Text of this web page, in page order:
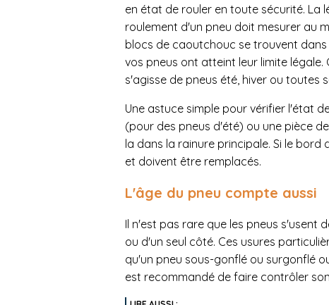
en état de rouler en toute sécurité. La
roulement d'un pneu doit mesurer au
blocs de caoutchouc se trouvent dans
vos pneus ont atteint leur limite
s'agisse de pneus été, hiver ou toutes
Une astuce simple pour vérifier l'état
(pour des pneus d'été) ou une pièce
la dans la rainure principale. Si le
et doivent être remplacés.
L'âge du pneu compte aussi
Il n'est pas rare que les pneus s'usent
ou d'un seul côté. Ces usures
qu'un pneu sous-gonflé ou surgonflé
est recommandé de faire contrôler